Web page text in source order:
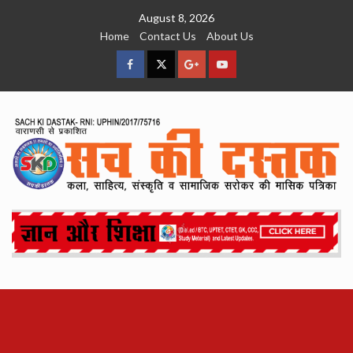
August 8, 2026
Home
Contact Us About Us
facebookTwitterGoogleYouTube